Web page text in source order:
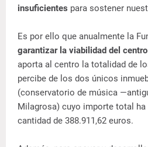
insuficientes para sostener
Es por ello que anualmente la
garantizar la viabilidad del
aporta al centro la totalidad de
percibe de los dos únicos
(conservatorio de música
Milagrosa) cuyo importe total ha
cantidad de 388.911,62 euros.